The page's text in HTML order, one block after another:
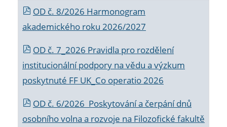
OD č. 8/2026 Harmonogram
akademického roku 2026/2027
OD č. 7_2026 Pravidla pro rozdělení
institucionální podpory na vědu a výzkum
poskytnuté FF UK_Co operatio 2026
OD č. 6/2026 Poskytování a čerpání dnů
osobního volna a rozvoje na Filozofické fakultě